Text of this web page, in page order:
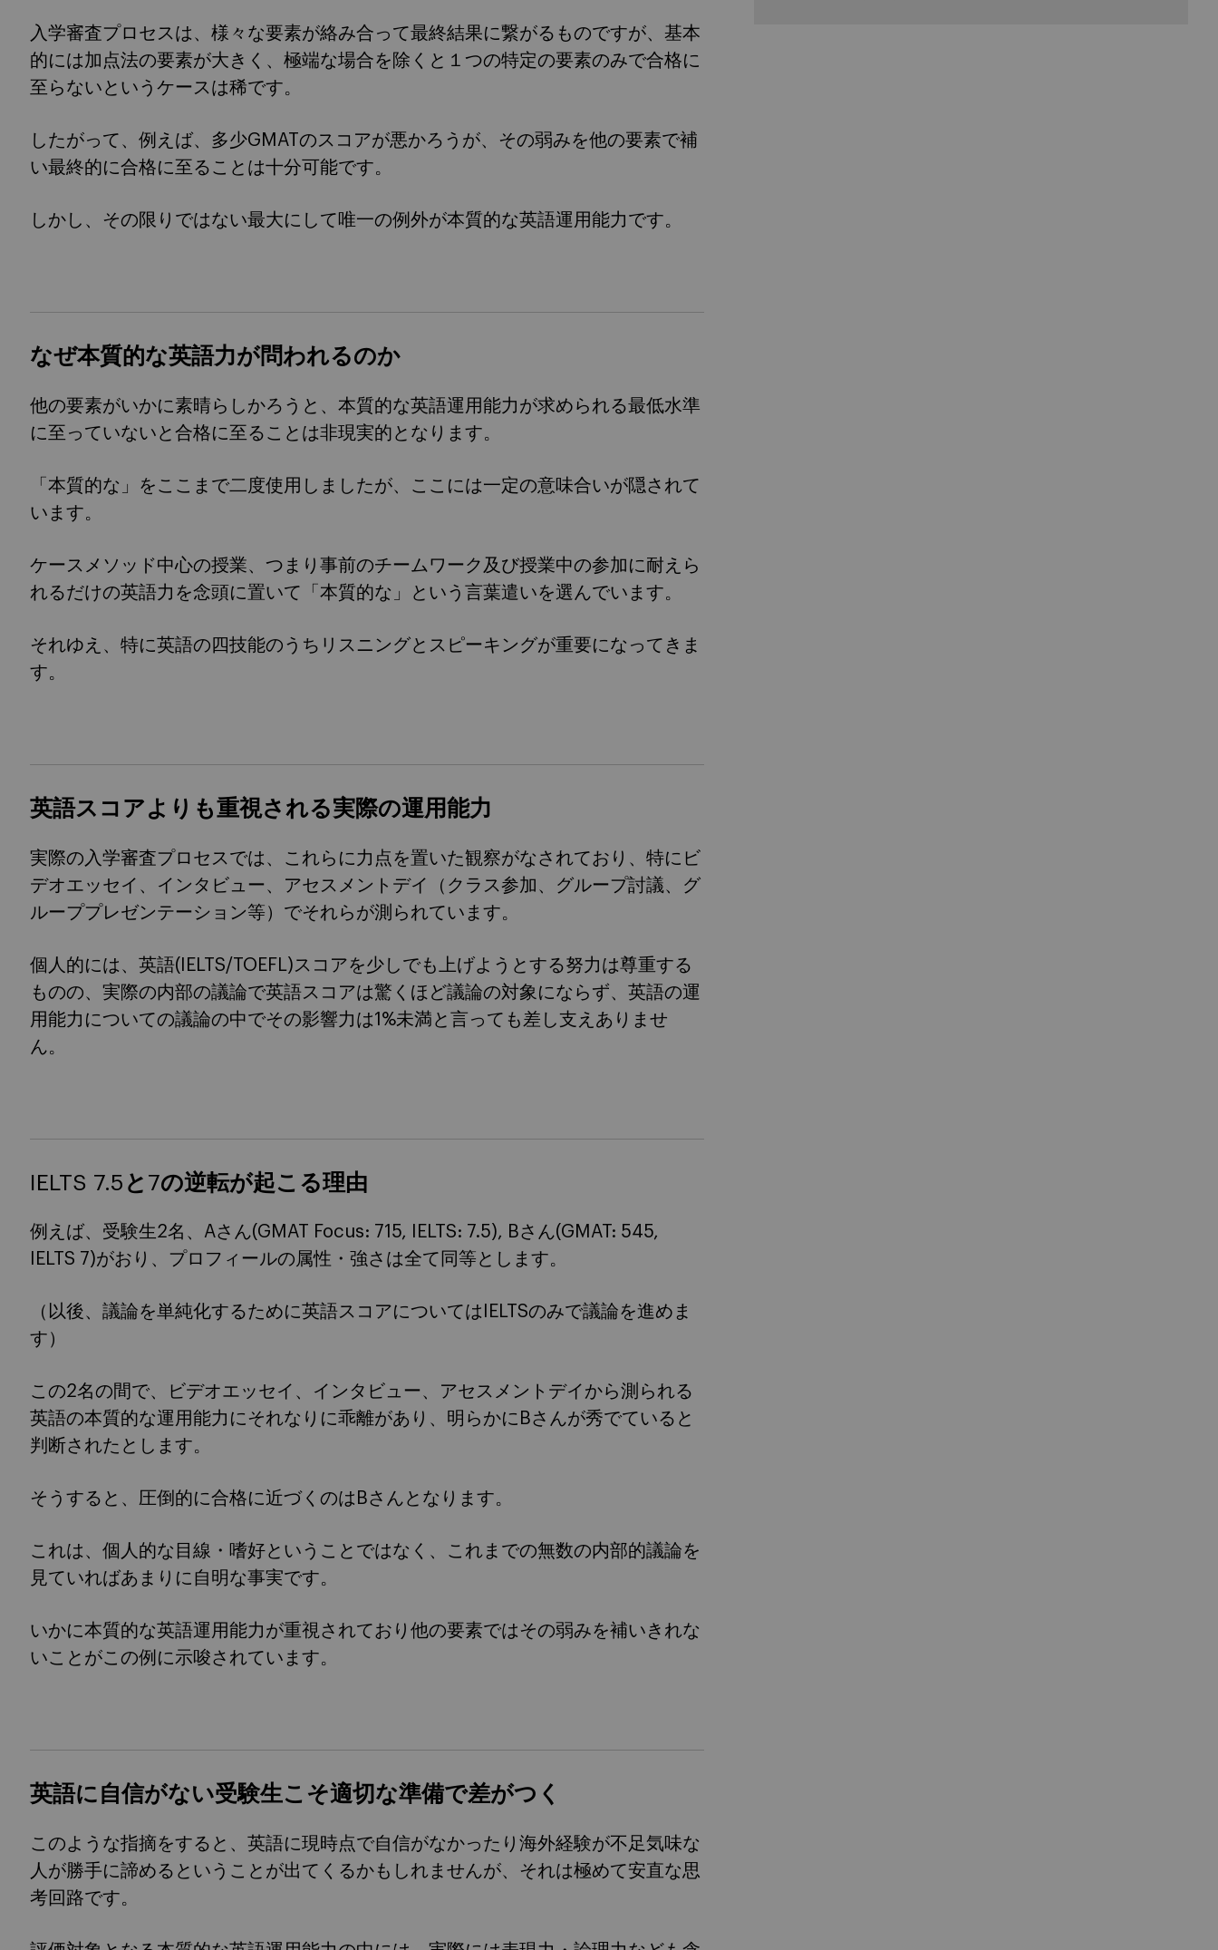
入学審査プロセスは、様々な要素が絡み合って最終結果に繋がるものですが、基本
的には加点法の要素が大きく、極端な場合を除くと１つの特定の要素のみで合格に
至らないというケースは稀です。
したがって、例えば、多少GMATのスコアが悪かろうが、その弱みを他の要素で補
い最終的に合格に至ることは十分可能です。
しかし、その限りではない最大にして唯一の例外が本質的な英語運用能力です。
なぜ本質的な英語力が問われるのか
他の要素がいかに素晴らしかろうと、本質的な英語運用能力が求められる最低水準
に至っていないと合格に至ることは非現実的となります。
「本質的な」をここまで二度使用しましたが、ここには一定の意味合いが隠されて
います。
ケースメソッド中心の授業、つまり事前のチームワーク及び授業中の参加に耐えら
れるだけの英語力を念頭に置いて「本質的な」という言葉遣いを選んでいます。
それゆえ、特に英語の四技能のうちリスニングとスピーキングが重要になってきま
す。
英語スコアよりも重視される実際の運用能力
実際の入学審査プロセスでは、これらに力点を置いた観察がなされており、特にビ
デオエッセイ、インタビュー、アセスメントデイ（クラス参加、グループ討議、グ
ループプレゼンテーション等）でそれらが測られています。
個人的には、英語(IELTS/TOEFL)スコアを少しでも上げようとする努力は尊重する
ものの、実際の内部の議論で英語スコアは驚くほど議論の対象にならず、英語の運
用能力についての議論の中でその影響力は1%未満と言っても差し支えありませ
ん。
IELTS 7.5と7の逆転が起こる理由
例えば、受験生2名、Aさん(GMAT Focus: 715, IELTS: 7.5), Bさん(GMAT: 545,
IELTS 7)がおり、プロフィールの属性・強さは全て同等とします。
（以後、議論を単純化するために英語スコアについてはIELTSのみで議論を進めま
す）
この2名の間で、ビデオエッセイ、インタビュー、アセスメントデイから測られる
英語の本質的な運用能力にそれなりに乖離があり、明らかにBさんが秀でていると
判断されたとします。
そうすると、圧倒的に合格に近づくのはBさんとなります。
これは、個人的な目線・嗜好ということではなく、これまでの無数の内部的議論を
見ていればあまりに自明な事実です。
いかに本質的な英語運用能力が重視されており他の要素ではその弱みを補いきれな
いことがこの例に示唆されています。
英語に自信がない受験生こそ適切な準備で差がつく
このような指摘をすると、英語に現時点で自信がなかったり海外経験が不足気味な
人が勝手に諦めるということが出てくるかもしれませんが、それは極めて安直な思
考回路です。